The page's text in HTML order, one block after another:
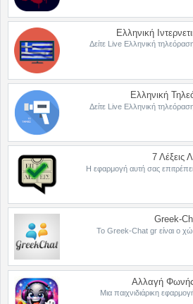
Ελληνική
Δείτε Live Ελληνική
Ελληνική
Δείτε Live Ελληνική
7 Λέξεις
Η εφαρμογή αυτή σας επιτρέπει
Greek-
Το Greek-Chat gr είναι ο
Αλλαγή
Μια παιχνιδιάρικη